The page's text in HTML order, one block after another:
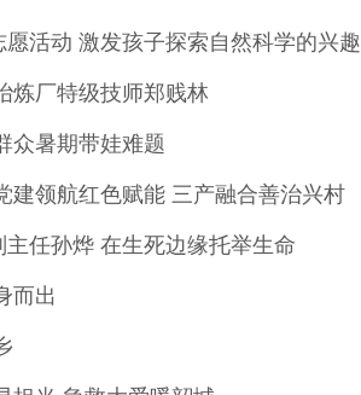
活动 激发孩子探索自然科学的兴趣
厂特级技师郑贱林
众暑期带娃难题
建领航红色赋能 三产融合善治兴村
任孙烨 在生死边缘托举生命
而出